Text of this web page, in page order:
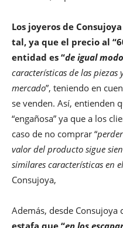
Los joyeros de
tal, ya que el precio al
entidad es “de igual
características de las
mercado”, teniendo en
se venden. Así, entienden
“engañosa” ya que a los
caso de no comprar “
valor del producto sigue
similares características en
Consujoya,
Además, desde Consujoya